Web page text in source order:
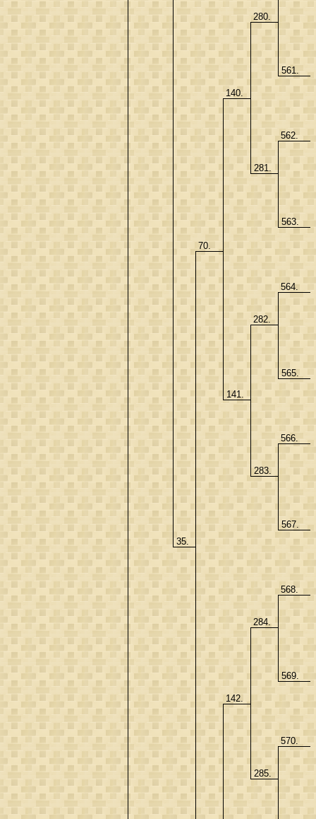
35.
70.
140.
280.
561.
281.
562.
563.
141.
282.
564.
565.
283.
566.
567.
142.
284.
568.
569.
285.
570.